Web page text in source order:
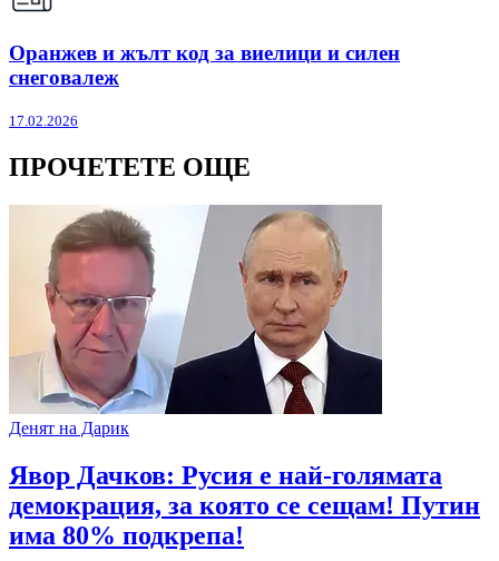
Оранжев и жълт код за виелици и силен
снеговалеж
17.02.2026
ПРОЧЕТЕТЕ ОЩЕ
Денят на Дарик
Явор Дачков: Русия е най-голямата
демокрация, за която се сещам! Путин
има 80% подкрепа!